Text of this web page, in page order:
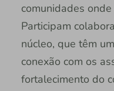
comunidades
Participam
núcleo, que têm
conexão com os
fortalecimento do